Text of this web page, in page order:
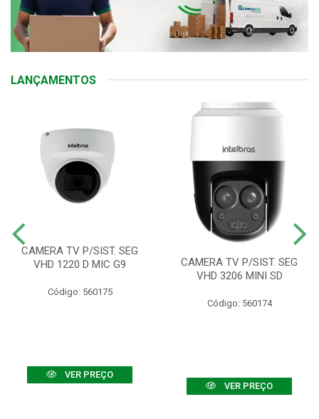
LANÇAMENTOS
CAMERA TV P/SIST. SEG
VHD 1220 D MIC G9
Código: 560175
VER PREÇO
CAMERA TV P/SIST. SEG
VHD 3206 MINI SD
Código: 560174
VER PREÇO